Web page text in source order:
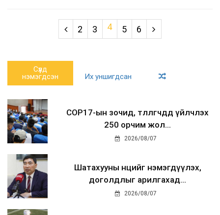
2 3 4 5 6
Сүүлд
нэмэгдсэн
Их уншигдсан
COP17-ын зочид, төлөөлөгчдөд үйлчлэх
250 орчим жол...
2026/08/07
Шатахууны нөөцийг нэмэгдүүлэх,
доголдлыг арилгахад...
2026/08/07